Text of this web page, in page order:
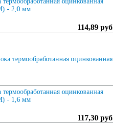
- 2,0 мм
114,89
оцинкованная
- 1,6 мм
117,30